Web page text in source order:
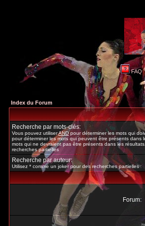
FAQ
Index du Forum
Recherche par mots-clés:
Vous pouvez utiliserANDpour déterminer les mots qui
pour déterminer les mots qui peuvent être présents dans
mots qui ne devraient pas être présents dans les
recherches partielles
Recherche par auteur:
Utilisez * comme un joker pour des recherches partielles
Forum: